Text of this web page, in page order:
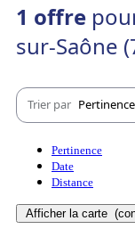
1 offre
sur-Saône
Trier par Pertinence
Pertinence
Date
Distance
Afficher la carte